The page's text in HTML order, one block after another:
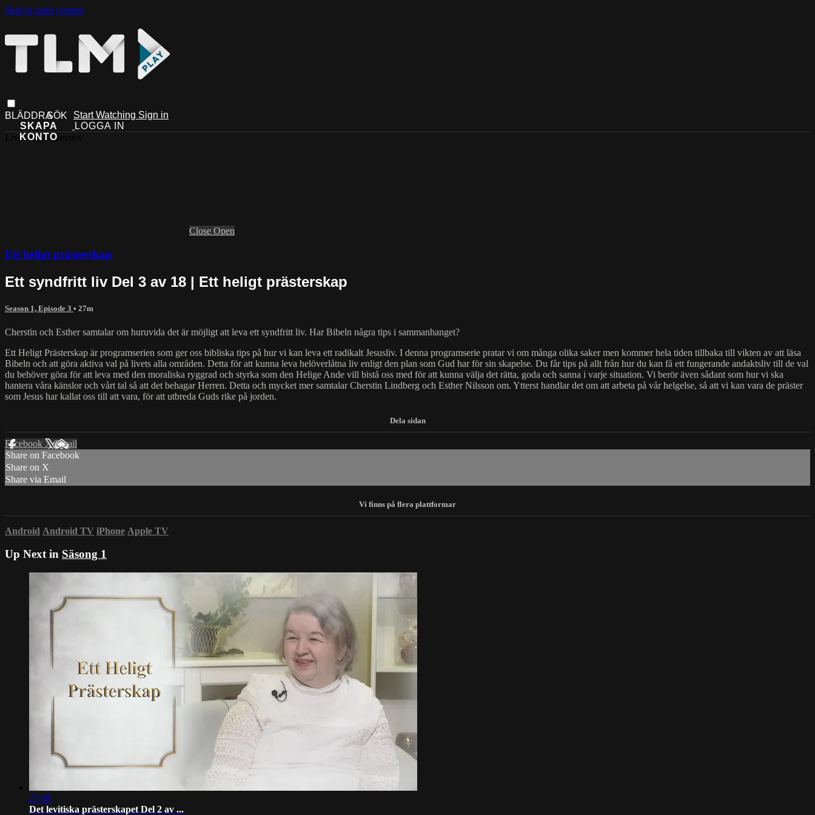
Skip to main content
Start Watching Sign in
Live stream preview
Close Open
Ett heligt prästerskap
Ett syndfritt liv Del 3 av 18 | Ett heligt prästerskap
Season 1, Episode 3 • 27m
Cherstin och Esther samtalar om huruvida det är möjligt att leva ett syndfritt liv. Har Bibeln några tips i sammanhanget?
Ett Heligt Prästerskap är programserien som ger oss bibliska tips på hur vi kan leva ett radikalt Jesusliv. I denna programserie pratar vi om många olika saker men kommer hela tiden tillbaka till vikten av att läsa
Bibeln och att göra aktiva val på livets alla områden. Detta för att kunna leva helöverlåtna liv enligt den plan som Gud har för sin skapelse. Du får tips på allt från hur du kan få ett fungerande andaktsliv till de val
du behöver göra för att leva med den moraliska ryggrad och styrka som den Helige Ande vill bistå oss med för att kunna välja det rätta, goda och sanna i varje situation. Vi berör även sådant som hur vi ska
hantera våra känslor och vårt tal så att det behagar Herren. Detta och mycket mer samtalar Cherstin Lindberg och Esther Nilsson om. Ytterst handlar det om att arbeta på vår helgelse, så att vi kan vara de präster
som Jesus har kallat oss till att vara, för att utbreda Guds rike på jorden.
Facebook XEmail
Share on Facebook
Share on X
Share via Email
Android Android TV iPhone Apple TV
Up Next in Säsong 1
27:08
Det levitiska prästerskapet Del 2 av ...